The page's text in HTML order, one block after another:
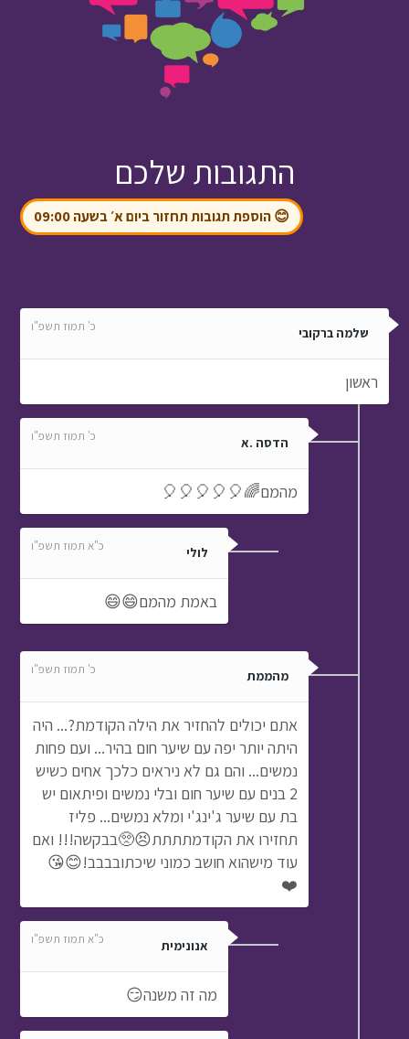
התגובות שלכם
😊 הוספת תגובות תחזור ביום א׳ בשעה 09:00
שלמה ברקובי כ' תמוז תשפ"ו
ראשון
הדסה .א כ' תמוז תשפ"ו
מהמם🌈🎈🎈🎈🎈🎈
לולי כ"א תמוז תשפ"ו
באמת מהמם😄😄
מהממת כ' תמוז תשפ"ו
אתם יכולים להחזיר את הילה הקודמת?... היה
היתה יותר יפה עם שיער חום בהיר... ועם פחות
נמשים... והם גם לא ניראים כלכך אחים כשיש
2 בנים עם שיער חום ובלי נמשים ופיתאום יש
בת עם שיער ג'ינג'י ומלא נמשים... פליז
תחזירו את הקודמתתתת😣🥺בבקשה!!! ואם
עוד מישהוא חושב כמוני שיכתובבבב!😊😘
❤️
אנונימית כ"א תמוז תשפ"ו
מה זה משנה😏